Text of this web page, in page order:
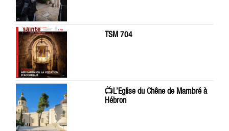
TSM 704
📺L’Eglise du Chêne de Mambré à
Hébron